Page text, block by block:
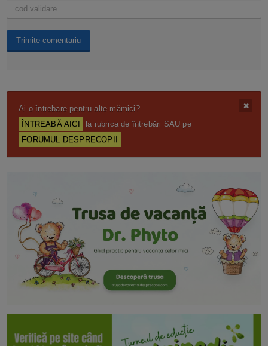
Ai o întrebare pentru alte mămici?
ÎNTREABĂ AICI
la rubrica de întrebări SAU pe
FORUMUL DESPRECOPII